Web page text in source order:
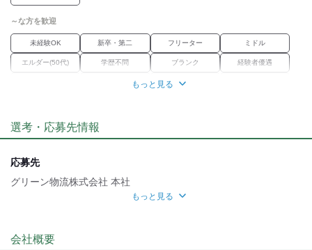
～な方を歓迎
未経験OK 新卒・第二 フリーター ミドル
エルダー(50代) 学歴不問 ブランク 経験者優遇
正社員経験不問
車通勤OK バイク通勤OK
交通費有 社保あり
髪自由
もっと見る
選考・応募先情報
応募先
グリーン物流株式会社 本社
▼カンタンweb応募！24時間受付中！
※【応募ボタン】よりご応募ください。
もっと見る
会社概要